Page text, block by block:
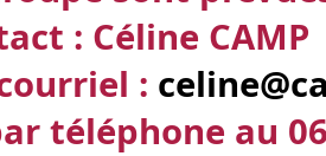
: Céline CAMP
:
téléphone au